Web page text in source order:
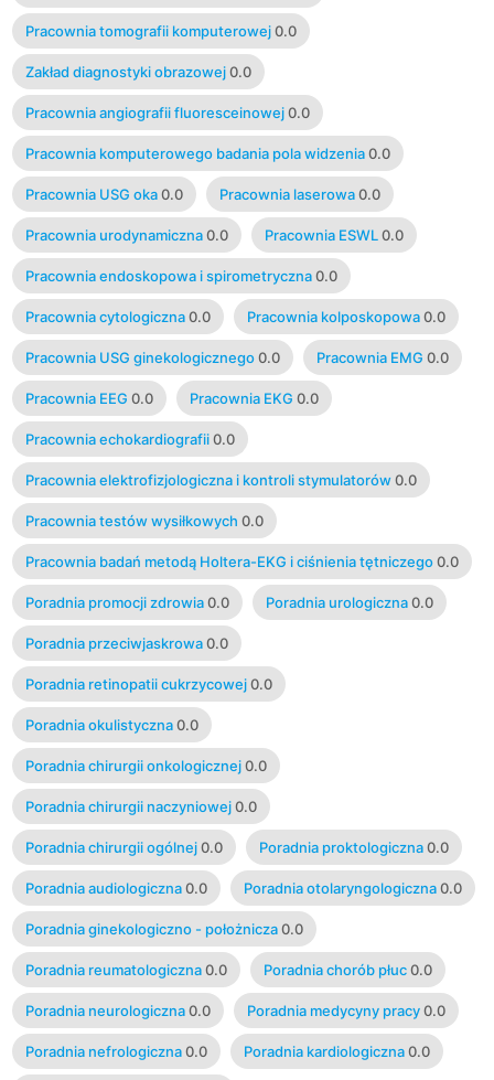
Pracownia tomografii komputerowej 0.0
Zakład diagnostyki obrazowej 0.0
Pracownia angiografii fluoresceinowej 0.0
Pracownia komputerowego badania pola widzenia 0.0
Pracownia USG oka 0.0 Pracownia laserowa 0.0
Pracownia urodynamiczna 0.0 Pracownia ESWL 0.0
Pracownia endoskopowa i spirometryczna 0.0
Pracownia cytologiczna 0.0 Pracownia kolposkopowa 0.0
Pracownia USG ginekologicznego 0.0 Pracownia EMG 0.0
Pracownia EEG 0.0 Pracownia EKG 0.0
Pracownia echokardiografii 0.0
Pracownia elektrofizjologiczna i kontroli stymulatorów 0.0
Pracownia testów wysiłkowych 0.0
Pracownia badań metodą Holtera-EKG i ciśnienia tętniczego 0.0
Poradnia promocji zdrowia 0.0 Poradnia urologiczna 0.0
Poradnia przeciwjaskrowa 0.0
Poradnia retinopatii cukrzycowej 0.0
Poradnia okulistyczna 0.0
Poradnia chirurgii onkologicznej 0.0
Poradnia chirurgii naczyniowej 0.0
Poradnia chirurgii ogólnej 0.0 Poradnia proktologiczna 0.0
Poradnia audiologiczna 0.0 Poradnia otolaryngologiczna 0.0
Poradnia ginekologiczno - położnicza 0.0
Poradnia reumatologiczna 0.0 Poradnia chorób płuc 0.0
Poradnia neurologiczna 0.0 Poradnia medycyny pracy 0.0
Poradnia nefrologiczna 0.0 Poradnia kardiologiczna 0.0